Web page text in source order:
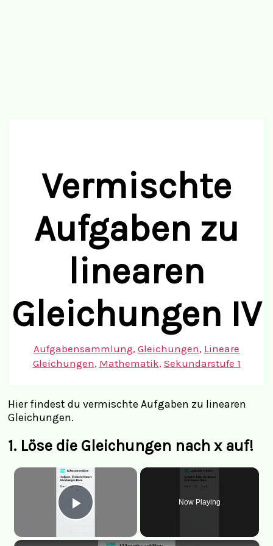
Vermischte
Aufgaben zu
linearen
Gleichungen IV
Aufgabensammlung, Gleichungen, Lineare
Gleichungen, Mathematik, Sekundarstufe 1
Hier findest du vermischte Aufgaben zu linearen
Gleichungen.
1. Löse die Gleichungen nach x auf!
×
Play Video
Now Playing